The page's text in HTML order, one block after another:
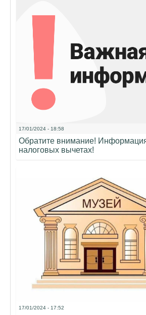
17/01/2024 - 18:58
Обратите внимание!
налоговых вычетах!
17/01/2024 - 17:52